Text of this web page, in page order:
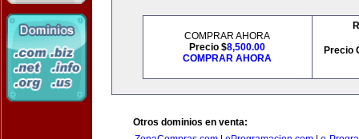
COMPRAR AHORA
Precio $8,500.00
COMPRAR AHORA
Precio
Otros dominios en venta: